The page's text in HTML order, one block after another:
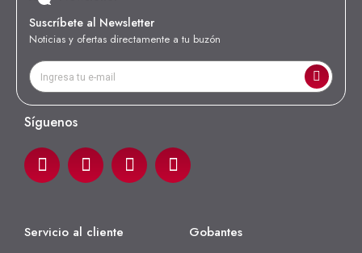
Suscríbete al Newsletter
Noticias y ofertas directamente a tu buzón
Síguenos
Servicio al cliente Gobantes